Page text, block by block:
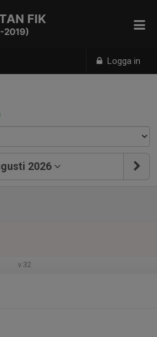
Logga in
FIK
2019)
2026
v.32